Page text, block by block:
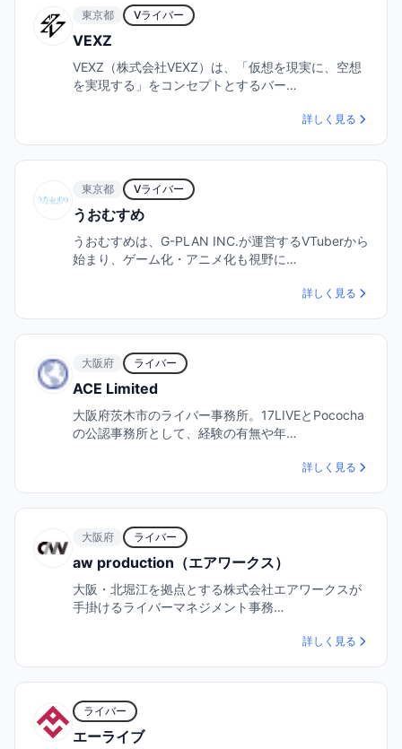
東京都 Vライバー
VEXZ
VEXZ（株式会社VEXZ）は、「仮想を現実に、空想
を実現する」をコンセプトとするバー…
詳しく見る
東京都 Vライバー
うおむすめ
うおむすめは、G-PLAN INC.が運営するVTuberから
始まり、ゲーム化・アニメ化も視野に…
詳しく見る
大阪府 ライバー
ACE Limited
大阪府茨木市のライバー事務所。17LIVEとPococha
の公認事務所として、経験の有無や年…
詳しく見る
大阪府 ライバー
aw production（エアワークス）
大阪・北堀江を拠点とする株式会社エアワークスが
手掛けるライバーマネジメント事務…
詳しく見る
ライバー
エーライブ